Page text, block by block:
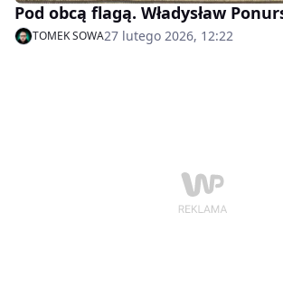
Pod obcą flagą. Władysław
TOMEK SOWA27 lutego 2026, 12:22